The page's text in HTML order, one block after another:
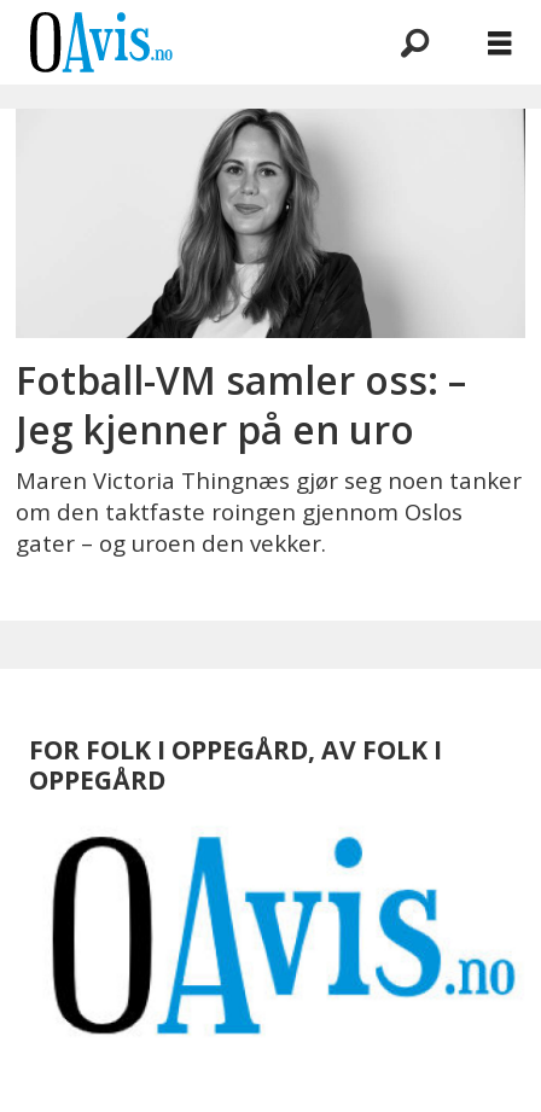
Fotball-VM samler oss: –
Jeg kjenner på en uro
Maren Victoria Thingnæs gjør seg noen tanker
om den taktfaste roingen gjennom Oslos
gater – og uroen den vekker.
FOR FOLK I OPPEGÅRD, AV FOLK I
OPPEGÅRD